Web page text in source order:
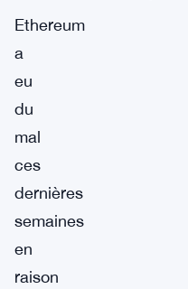
Ethereum
a
eu
du
mal
ces
dernières
semaines
en
raison